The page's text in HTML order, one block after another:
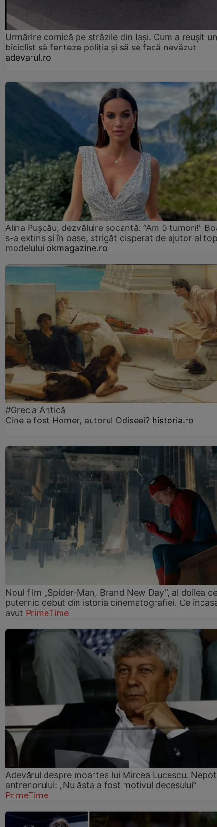
Urmărire comică pe străzile din Iași. Cum a reușit un
biciclist să fenteze poliția și să se facă nevăzut
adevarul.ro
Alina Pușcău, dezvăluire șocantă: ”Am 5 tumori!”
s-a extins și în oase, strigăt disperat de ajutor al
modelului okmagazine.ro
#Grecia Antică
Cine a fost Homer, autorul Odiseei? historia.ro
Noul film „Spider-Man, Brand New Day”, al doilea
puternic debut din istoria cinematografiei. Ce
avut PrimeTime
Adevărul despre moartea lui Mircea Lucescu.
antrenorului: „Nu ăsta a fost motivul decesului”
PrimeTime